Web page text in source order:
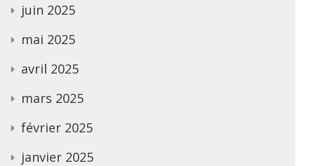
juin 2025
mai 2025
avril 2025
mars 2025
février 2025
janvier 2025